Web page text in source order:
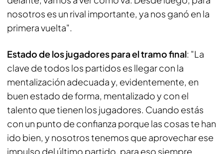
nosotros es un rival importante, ya nos ganó en la
primera vuelta".
Estado de los jugadores para el tramo final: "La
clave de todos los partidos es llegar con la
mentalización adecuada y, evidentemente, en
buen estado de forma, mentalizado y con el
talento que tienen los jugadores. Cuando estás
con un punto de confianza porque las cosas te han
ido bien, y nosotros tenemos que aprovechar ese
impulso del último partido, para eso siempre